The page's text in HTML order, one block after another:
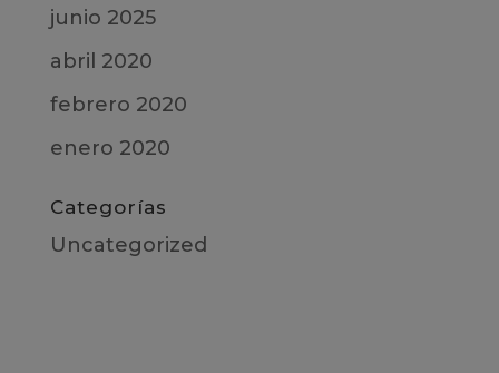
junio 2025
abril 2020
febrero 2020
enero 2020
Categorías
Uncategorized